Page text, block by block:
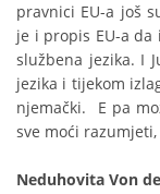
pravnici EU-a još
je i propis EU-a
službena jezika. I
jezika i tijekom
njemački. E pa
sve moći
Neduhovita Von